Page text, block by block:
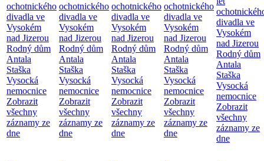
ochotnického
divadla ve
Vysokém
nad Jizerou
Rodný dům
Antala
Staška
Vysocká
nemocnice
Zobrazit
všechny
záznamy ze
dne
ochotnického
divadla ve
Vysokém
nad Jizerou
Rodný dům
Antala
Staška
Vysocká
nemocnice
Zobrazit
všechny
záznamy ze
dne
ochotnického
divadla ve
Vysokém
nad Jizerou
Rodný dům
Antala
Staška
Vysocká
nemocnice
Zobrazit
všechny
záznamy ze
dne
ochotnického
divadla ve
Vysokém
nad Jizerou
Rodný dům
Antala
Staška
Vysocká
nemocnice
Zobrazit
všechny
záznamy ze
dne
divadla ve
Vysokém
nad Jizerou
Rodný dům
Antala
Staška
Vysocká
nemocnice
Zobrazit
všechny
záznamy ze
dne